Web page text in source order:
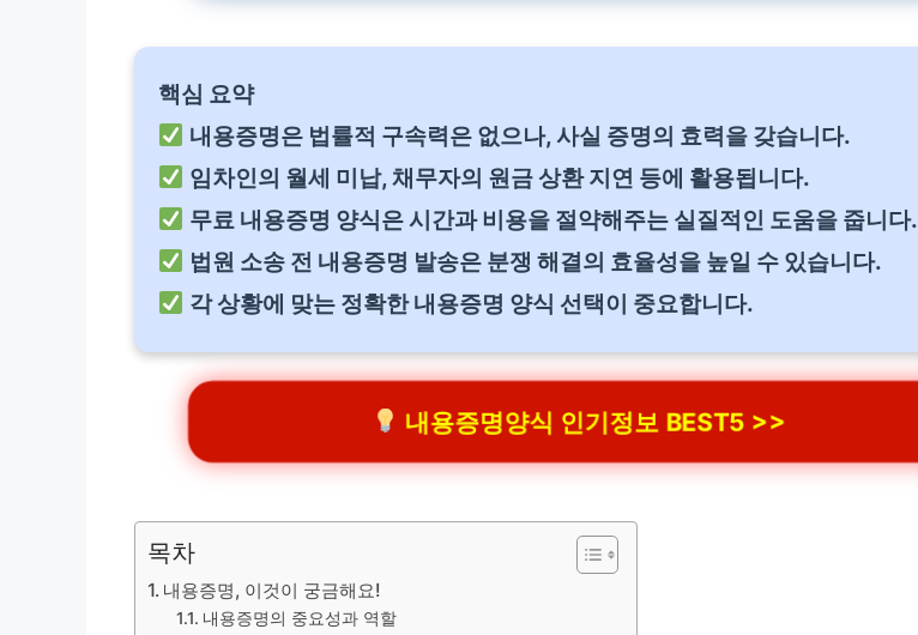
핵심 요약
내용증명은 법률적 구속력은 없으나, 사실 증명의 효력을 갖습니다.
임차인의 월세 미납, 채무자의 원금 상환 지연 등에 활용됩니다.
무료 내용증명 양식은 시간과 비용을 절약해주는 실질적인 도움을 줍니다.
법원 소송 전 내용증명 발송은 분쟁 해결의 효율성을 높일 수 있습니다.
각 상황에 맞는 정확한 내용증명 양식 선택이 중요합니다.
내용증명양식 인기정보 BEST5 >>
목차
내용증명, 이것이 궁금해요!
내용증명의 중요성과 역할